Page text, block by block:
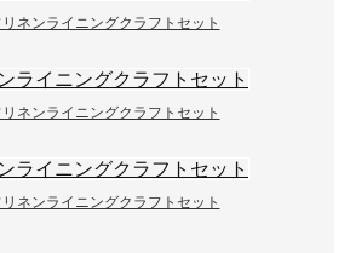
リネンライニングクラフトセット
リネンライニングクラフトセット
リネンライニングクラフトセット